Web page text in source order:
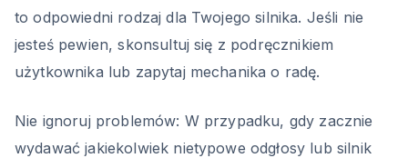
to odpowiedni rodzaj dla Twojego silnika. Jeśli nie
jesteś pewien, skonsultuj się z podręcznikiem
użytkownika lub zapytaj mechanika o radę.
Nie ignoruj problemów: W przypadku, gdy zacznie
wydawać jakiekolwiek nietypowe odgłosy lub silnik